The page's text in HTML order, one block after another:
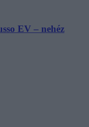
EV – nehéz